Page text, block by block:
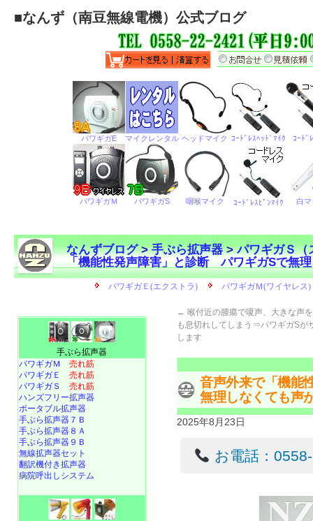
■なんず（南豆無線電機）公式ブログ
なんずブログ>手ぶら拡声器>パワギガＳ（
「機能性発声障害」と診断 パワギガSで無
← 喉付近の腫瘍で嗄声、大きな声
も息切れしてしまう⇒パワギガSが
します
音声外来で「機能
無理しなくても声
2025年8月23日
お電話：
手ぶら拡声器
パワギガＭ 売れ筋
パワギガＥ 売れ筋
パワギガＳ 売れ筋
ハンズフリー拡声器
ポータブル拡声器
手ぶら拡声器７Ｂ
手ぶら拡声器８Ａ
手ぶら拡声器９Ｂ
無線拡声器セット
翻訳機付き拡声器
病院呼出しシステム